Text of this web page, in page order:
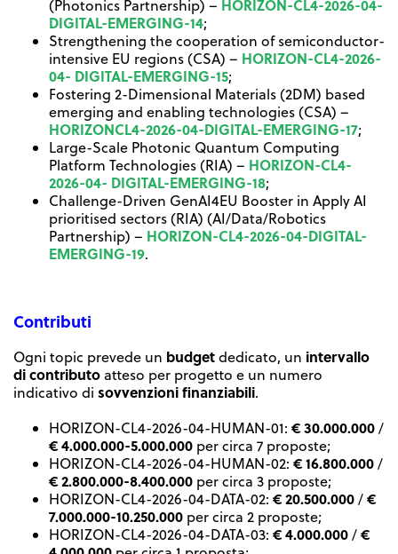
(Photonics Partnership) – HORIZON-CL4-2026-04-
DIGITAL-EMERGING-14;
Strengthening the cooperation of semiconductor-
intensive EU regions (CSA) – HORIZON-CL4-2026-
04- DIGITAL-EMERGING-15;
Fostering 2-Dimensional Materials (2DM) based
emerging and enabling technologies (CSA) –
HORIZONCL4-2026-04-DIGITAL-EMERGING-17;
Large-Scale Photonic Quantum Computing
Platform Technologies (RIA) – HORIZON-CL4-
2026-04- DIGITAL-EMERGING-18;
Challenge-Driven GenAI4EU Booster in Apply AI
prioritised sectors (RIA) (AI/Data/Robotics
Partnership) – HORIZON-CL4-2026-04-DIGITAL-
EMERGING-19.
Contributi
Ogni topic prevede un budgetdedicato, un intervallo
di contributo atteso per progetto e un numero
indicativo di sovvenzioni finanziabili.
HORIZON-CL4-2026-04-HUMAN-01: € 30.000.000/
€ 4.000.000-5.000.000 per circa 7 proposte;
HORIZON-CL4-2026-04-HUMAN-02: € 16.800.000/
€ 2.800.000-8.400.000 per circa 3 proposte;
HORIZON-CL4-2026-04-DATA-02: € 20.500.000/€
7.000.000-10.250.000 per circa 2 proposte;
HORIZON-CL4-2026-04-DATA-03: € 4.000.000/€